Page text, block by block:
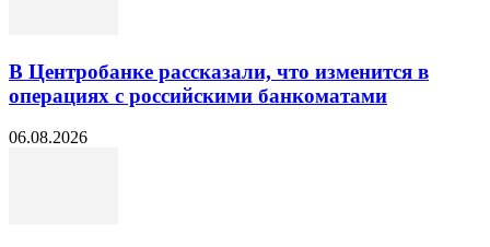
В Центробанке рассказали, что изменится в
операциях с российскими банкоматами
06.08.2026